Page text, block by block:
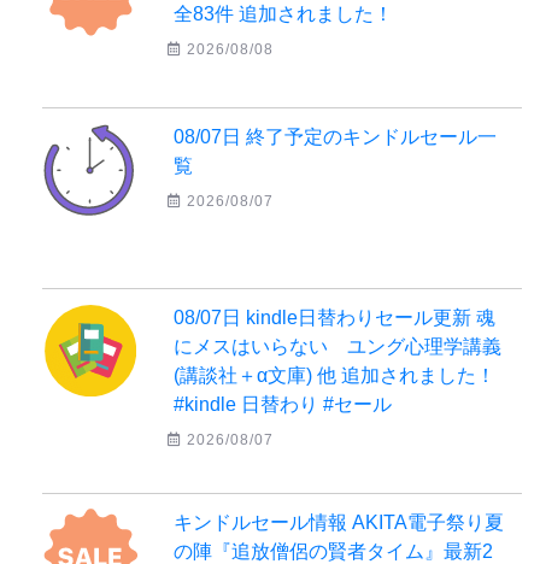
全83件 追加されました！
2026/08/08
08/07日 終了予定のキンドルセール一
覧
2026/08/07
08/07日 kindle日替わりセール更新 魂
にメスはいらない ユング心理学講義
(講談社＋α文庫) 他 追加されました！
#kindle 日替わり #セール
2026/08/07
キンドルセール情報 AKITA電子祭り夏
の陣『追放僧侶の賢者タイム』最新2